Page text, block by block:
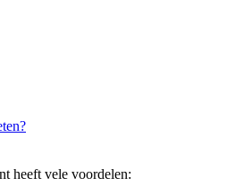
heeft vele voordelen: